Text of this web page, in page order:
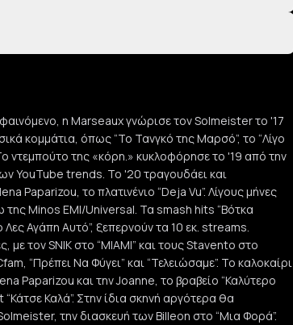
η Marseaux γνώρισε τον Solmeister το '17
κομμάτια, όπως “Το Τανγκό της Μαρσό”, το “Λίγο
ντεμπούτο της «κόρη.» κυκλοφόρησε το '19 από την
YouTube trends. Το '20 τραγουδάει και
Paparizou, το πλατινένιο “Deja Vu”. Λίγους μήνες
της Minos EMI/Universal. Τα smash hits “Βότκα
Αγάπη Αυτό”, ξεπερνούν τα 10 εκ. streams.
με τον SNIK στο “MIAMI” και τους Stavento στο
“Πρέπει Να Φύγει” και “Τελειώσαμε”. Το καλοκαίρι
Paparizou και την Joanne, το βραβείο “Καλύτερο
Καλά”. Στην ίδια σκηνή αργότερα θα
την διασκευή των Billeon στο “Μια Φορά”.